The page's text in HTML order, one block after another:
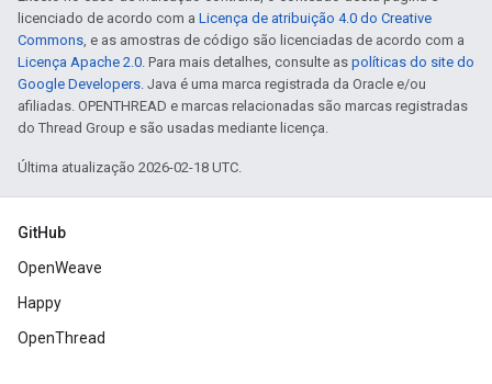
licenciado de acordo com a Licença de atribuição 4.0 do Creative
Commons, e as amostras de código são licenciadas de acordo com a
Licença Apache 2.0. Para mais detalhes, consulte as políticas do site do
Google Developers. Java é uma marca registrada da Oracle e/ou
afiliadas. OPENTHREAD e marcas relacionadas são marcas registradas
do Thread Group e são usadas mediante licença.
Última atualização 2026-02-18 UTC.
GitHub
OpenWeave
Happy
OpenThread